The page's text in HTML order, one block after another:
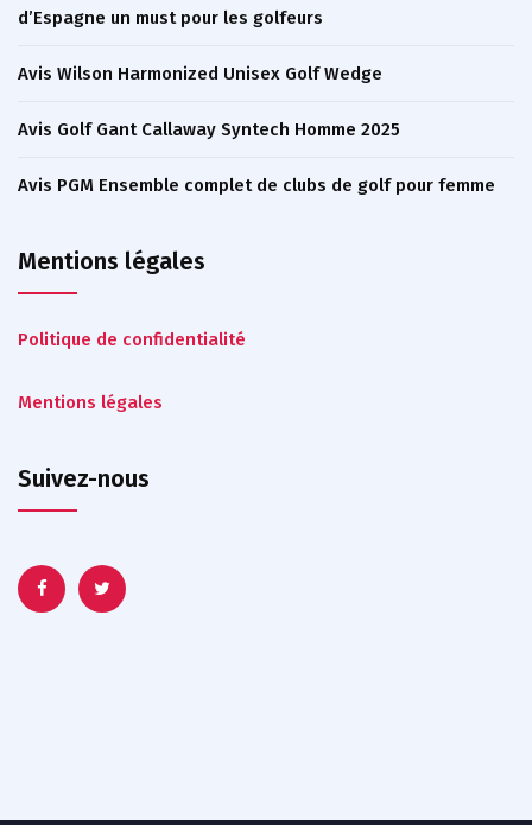
d’Espagne un must pour les golfeurs
Avis Wilson Harmonized Unisex Golf Wedge
Avis Golf Gant Callaway Syntech Homme 2025
Avis PGM Ensemble complet de clubs de golf pour femme
Mentions légales
Politique de confidentialité
Mentions légales
Suivez-nous